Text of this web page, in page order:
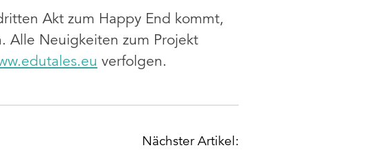
Akt zum Happy End kommt,
Alle Neuigkeiten zum Projekt
verfolgen.
Nächster Artikel: